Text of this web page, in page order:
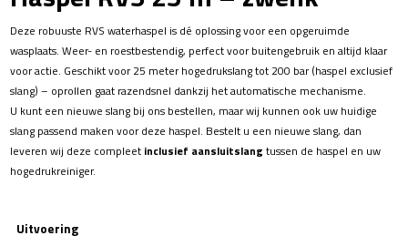
Deze robuuste RVS waterhaspel is dé oplossing voor een opgeruimde
wasplaats. Weer- en roestbestendig, perfect voor buitengebruik en altijd klaar
voor actie. Geschikt voor 25 meter hogedrukslang tot 200 bar (haspel exclusief
slang) – oprollen gaat razendsnel dankzij het automatische mechanisme.
U kunt een nieuwe slang bij ons bestellen, maar wij kunnen ook uw huidige
slang passend maken voor deze haspel. Bestelt u een nieuwe slang, dan
leveren wij deze compleet inclusief aansluitslang tussen de haspel en uw
hogedrukreiniger.
Uitvoering